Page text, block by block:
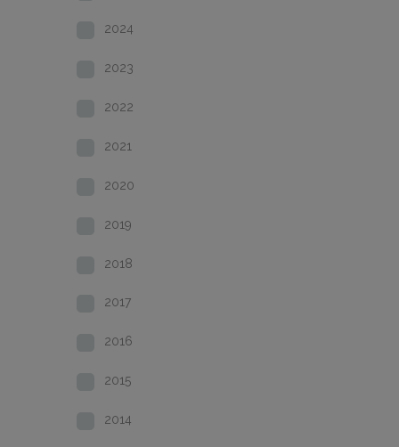
2024
2023
2022
2021
2020
2019
2018
2017
2016
2015
2014